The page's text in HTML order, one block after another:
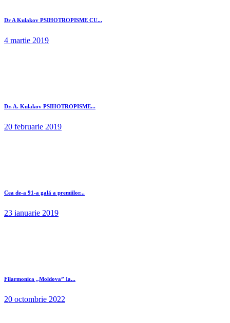
Dr A Kulakov PSIHOTROPISME CU...
4 martie 2019
Dr. A. Kulakov PSIHOTROPISME...
20 februarie 2019
Cea de-a 91-a gală a premiilor...
23 ianuarie 2019
Filarmonica „Moldova” Ia...
20 octombrie 2022